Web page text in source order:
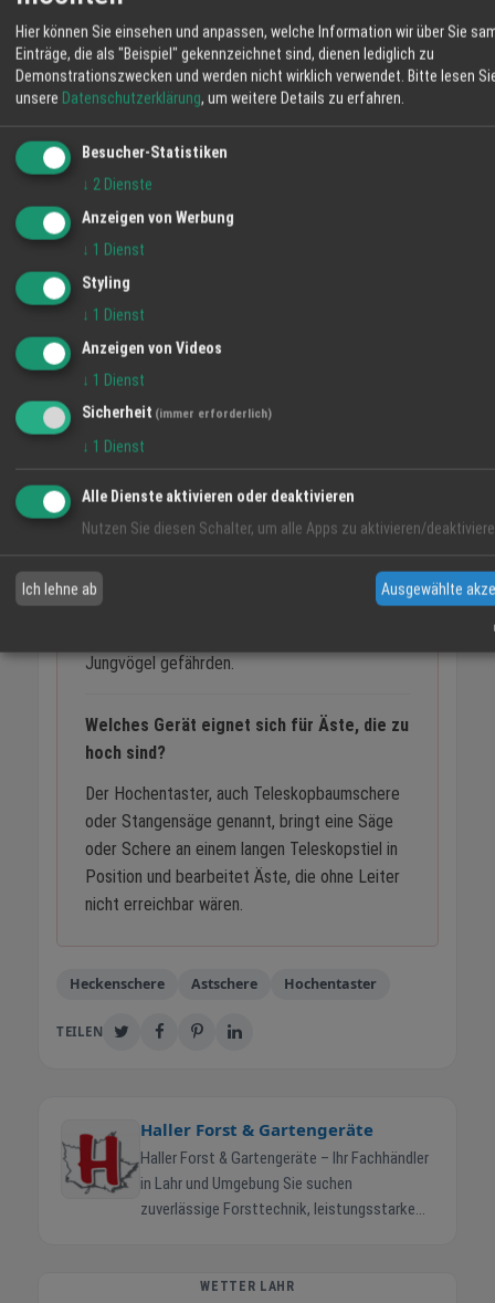
Kurz zusammengefasste FAQ
Wann ist ein radikaler Heckenschnitt
Ein radikaler Rückschnitt von Hecken und
Gehölzen ist nur vom 1. Oktober bis zum 28.
Was ist im Sommer erlaubt?
Im Frühjahr und Sommer ist ausschliesslich ein
Kürzen einzelner überstehender Triebe, ohne
tief ins Holz zu gehen.
eingeschränkt?
In der Zeit von März bis September brüten
viele Vogelarten in Hecken und Sträuchern. Ein
Jungvögel gefährden.
Welches Gerät eignet sich für Äste, die zu
hoch sind?
Der Hochentaster, auch Teleskopbaumschere
oder Stangensäge genannt, bringt eine Säge
oder Schere an einem langen Teleskopstiel in
Position und bearbeitet Äste, die ohne Leiter
nicht erreichbar wären.
Heckenschere Astschere Hochentaster
TEILEN
Haller Forst & Gartengeräte
Haller Forst & Gartengeräte – Ihr Fachhändler
in Lahr und Umgebung Sie suchen
zuverlässige Forsttechnik, leistungsstarke
Forst & Gartengeräte in Lahr genau richtig.
WETTER LAHR
Hier können Sie einsehen und anpassen, welche Information wir über Sie
Einträge, die als "Beispiel" gekennzeichnet sind, dienen lediglich zu
Demonstrationszwecken und werden nicht wirklich verwendet. Bitte lesen
unsere Datenschutzerklärung, um weitere Details zu erfahren.
Besucher-Statistiken
↓ 2 Dienste
Anzeigen von Werbung
↓ 1 Dienst
Styling
↓ 1 Dienst
Anzeigen von Videos
↓ 1 Dienst
Sicherheit (immer erforderlich)
↓ 1 Dienst
Alle Dienste aktivieren oder deaktivieren
Nutzen Sie diesen Schalter, um alle Apps zu aktivieren/
Ich lehne ab Ausgewählte